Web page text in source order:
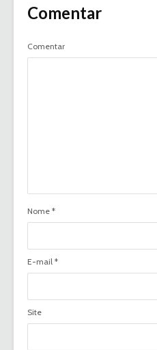
Comentar
Comentar
Nome *
E-mail *
Site